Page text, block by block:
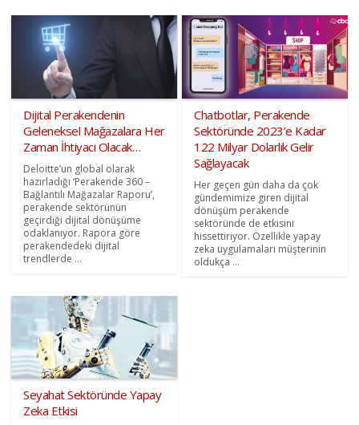
Dijital Perakendenin
Geleneksel Mağazalara Her
Zaman İhtiyacı Olacak…
Deloitte’un global olarak
hazırladığı ‘Perakende 360 –
Bağlantılı Mağazalar Raporu’,
perakende sektörünün
geçirdiği dijital dönüşüme
odaklanıyor. Rapora göre
perakendedeki dijital
trendlerde ...
Chatbotlar, Perakende
Sektöründe 2023’e Kadar
122 Milyar Dolarlık Gelir
Sağlayacak
Her geçen gün daha da çok
gündemimize giren dijital
dönüşüm perakende
sektöründe de etkisini
hissettiriyor. Özellikle yapay
zeka uygulamaları müşterinin
oldukça ...
Seyahat Sektöründe Yapay
Zeka Etkisi